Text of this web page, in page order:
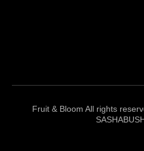
© 2026 Fruit & Bloom All rights